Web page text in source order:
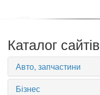
Каталог сайтів
Авто, запчастини
Бізнес